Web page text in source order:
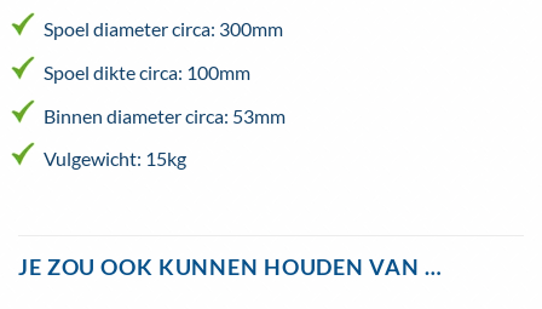
Spoel diameter circa: 300mm
Spoel dikte circa: 100mm
Binnen diameter circa: 53mm
Vulgewicht: 15kg
JE ZOU OOK KUNNEN HOUDEN VAN …